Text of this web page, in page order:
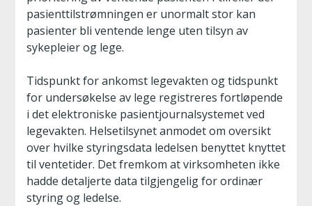
pasienttilstrømningen er unormalt stor kan
pasienter bli ventende lenge uten tilsyn av
sykepleier og lege.
Tidspunkt for ankomst legevakten og tidspunkt
for undersøkelse av lege registreres fortløpende
i det elektroniske pasientjournalsystemet ved
legevakten. Helsetilsynet anmodet om oversikt
over hvilke styringsdata ledelsen benyttet knyttet
til ventetider. Det fremkom at virksomheten ikke
hadde detaljerte data tilgjengelig for ordinær
styring og ledelse.